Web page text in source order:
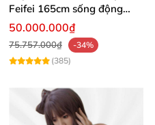
150cm Nhật Bản Siêu Thực
150cm Nhật Bản Siêu Thực
Feifei 165cm sống động
chân thật ghê
50.000.000₫
75.757.000₫
-34%
(385)